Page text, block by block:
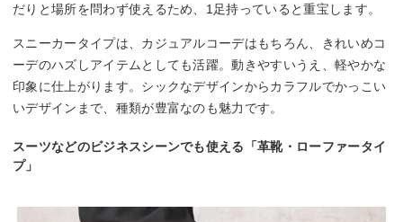
だりと場所を問わず使えるため、1足持っていると重宝します。
スニーカータイプは、カジュアルコーデはもちろん、きれいめコ
ーデのハズしアイテムとしても活躍。動きやすいうえ、軽やかな
印象に仕上がります。シックなデザインからカラフルでかっこい
いデザインまで、種類が豊富なのも魅力です。
スーツなどのビジネスシーンでも使える「革靴・ローファータイ
プ」